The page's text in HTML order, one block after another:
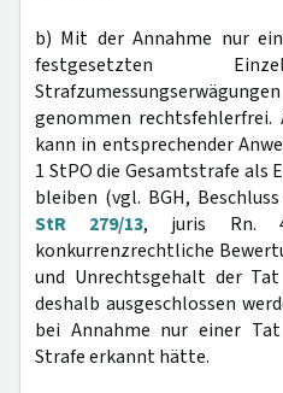
b) Mit der Annahme nur
festgesetzten
genommen rechtsfehlerfrei.
kann in entsprechender
1 StPO die Gesamtstrafe als
bleiben (vgl. BGH,
StR 279/13, juris Rn.
konkurrenzrechtliche
und Unrechtsgehalt der
deshalb ausgeschlossen
bei Annahme nur einer
Strafe erkannt hätte.